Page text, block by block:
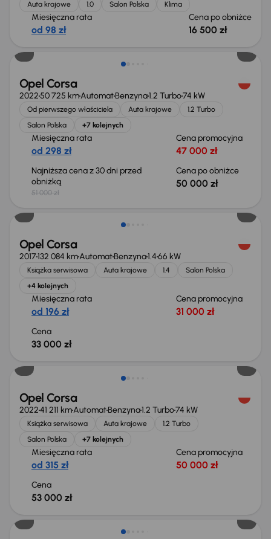
Auta krajowe 1.0 Salon Polska Klima
Miesięczna rata
od 98 zł
Cena po obniżce
16 500 zł
Taniej o 1 000 zł
Opel Corsa
202250 725 kmAutomatBenzyna1.2 Turbo74 kW
Od pierwszego właściciela Auta krajowe
1.2 Turbo
Salon Polska
+7 kolejnych
Miesięczna rata
od 298 zł
Cena promocyjna
47 000 zł
Najniższa cena z 30 dni przed
obniżką
51 000 zł
Cena po obniżce
50 000 zł
Opel Corsa
2017132 084 kmAutomatBenzyna1.466 kW
Książka serwisowa Auta krajowe 1.4
Salon Polska
+4 kolejnych
Miesięczna rata
od 196 zł
Cena promocyjna
31 000 zł
Cena
33 000 zł
Opel Corsa
202241 211 kmAutomatBenzyna1.2 Turbo74 kW
Książka serwisowa Auta krajowe
1.2 Turbo
Salon Polska
+7 kolejnych
Miesięczna rata
od 315 zł
Cena promocyjna
50 000 zł
Cena
53 000 zł
Taniej o 2 000 zł